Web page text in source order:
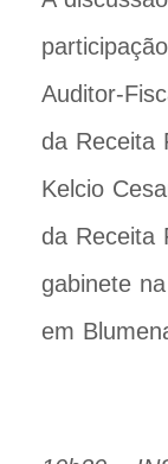
Auditor-
da Receita
Kelcio
da Receita
gabinete
em